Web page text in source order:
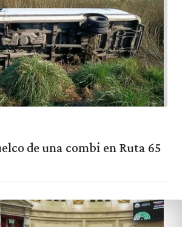
de una combi en Ruta 65